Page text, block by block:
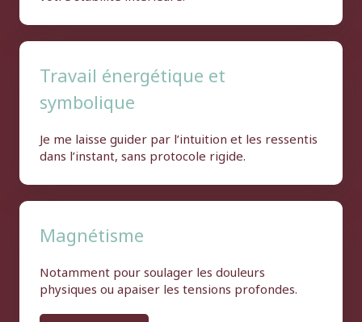
Travail énergétique et
symbolique
Je me laisse guider par l’intuition et les ressentis
dans l’instant, sans protocole rigide.
Magnétisme
Notamment pour soulager les douleurs
physiques ou apaiser les tensions profondes.